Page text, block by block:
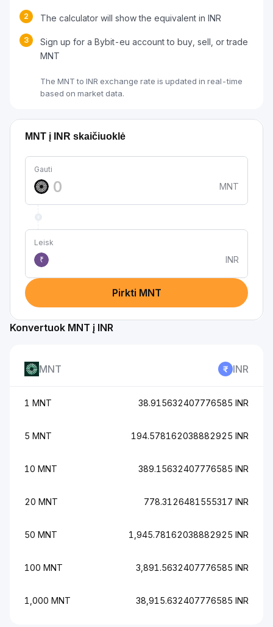
2 The calculator will show the equivalent in INR
3
Sign up for a Bybit-eu account to buy, sell, or trade
MNT
The MNT to INR exchange rate is updated in real-time
based on market data.
MNT į INR skaičiuoklė
Gauti
MNT
Leisk
₹
INR
Pirkti MNT
Konvertuok MNT į INR
MNT INR
1 MNT 38.915632407776585 INR
5 MNT 194.578162038882925 INR
10 MNT 389.15632407776585 INR
20 MNT 778.3126481555317 INR
50 MNT 1,945.78162038882925 INR
100 MNT 3,891.5632407776585 INR
1,000 MNT 38,915.632407776585 INR